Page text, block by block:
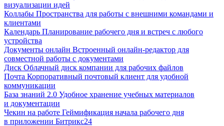
визуализации идей
Коллабы Пространства для работы с внешними командами и
клиентами
Календарь Планирование рабочего дня и встреч с любого
устройства
Документы онлайн Встроенный онлайн-редактор для
совместной работы с документами
Диск Облачный диск компании для рабочих файлов
Почта Корпоративный почтовый клиент для удобной
коммуникации
База знаний 2.0 Удобное хранение учебных материалов
и документации
Чекин на работе Геймификация начала рабочего дня
в приложении Битрикс24